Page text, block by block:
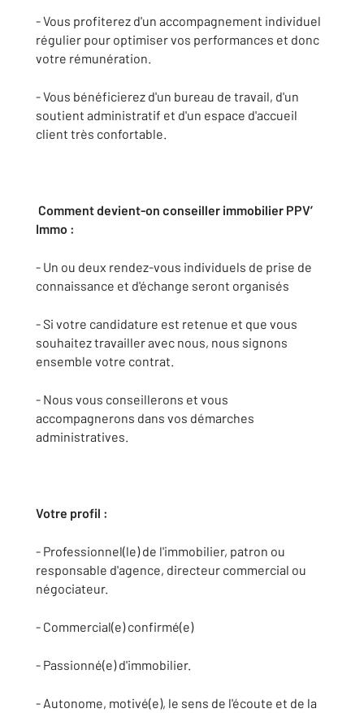
- Vous profiterez d'un accompagnement individuel
régulier pour optimiser vos performances et donc
votre rémunération.
- Vous bénéficierez d'un bureau de travail, d'un
soutient administratif et d'un espace d'accueil
client très confortable.
Comment devient-on conseiller immobilier PPV’
Immo :
- Un ou deux rendez-vous individuels de prise de
connaissance et d'échange seront organisés
- Si votre candidature est retenue et que vous
souhaitez travailler avec nous, nous signons
ensemble votre contrat.
- Nous vous conseillerons et vous
accompagnerons dans vos démarches
administratives.
Votre profil :
- Professionnel(le) de l'immobilier, patron ou
responsable d'agence, directeur commercial ou
négociateur.
- Commercial(e) confirmé(e)
- Passionné(e) d'immobilier.
- Autonome, motivé(e), le sens de l'écoute et de la